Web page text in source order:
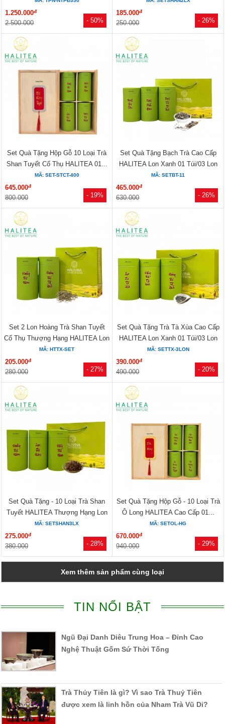
- 50%
1.250.000đ
2.500.000 - 26%
185.000đ
250.000
- 19%
Set Quà Tặng Hộp Gỗ 10 Loại Trà
Shan Tuyết Cổ Thụ HALITEA 01...
MÃ: SET-STCT-400
645.000đ
800.000 - 26%
Set Quà Tặng Bạch Trà Cao Cấp
HALITEA Lon Xanh 01 Túi/03 Lon
MÃ: SETBT-11
465.000đ
630.000
- 27%
Set 2 Lon Hoàng Trà Shan Tuyết
Cổ Thụ Thượng Hạng HALITEA Lon
Xanh
MÃ: HTTX-SET
205.000đ
280.000 - 20%
Set Quà Tặng Trà Tà Xùa Cao Cấp
HALITEA Lon Xanh 01 Túi/03 Lon
MÃ: SETTX-3LON
390.000đ
490.000
- 28%
Set Quà Tặng - 10 Loại Trà Shan
Tuyết HALITEA Thượng Hạng Lon
Xanh
MÃ: SETSHAN3LX
275.000đ
380.000 - 29%
Set Quà Tặng Hộp Gỗ - 10 Loại Trà
Ô Long HALITEA Cao Cấp 01...
MÃ: SETOL-HG
670.000đ
940.000
Xem thêm sản phẩm cùng loại
TIN NỔI BẬT
Ngũ Đại Danh Diêu Trung Hoa – Đỉnh Cao
Nghệ Thuật Gốm Sứ Thời Tống
Trà Thủy Tiên là gì? Vì sao Trà Thuỷ Tiên
được xem là linh hồn của Nham Trà Vũ Di?